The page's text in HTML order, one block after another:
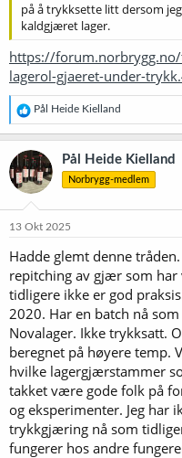
på å trykksette litt dersom
kaldgjæret lager.
https://
lagerol-gjaeret-under-
R
e
a
k
s
j
o
e
:
Pål Heide Kielland
Pål Heide Kielland
Norbrygg-medlem
13 Okt 2025
Hadde glemt denne
repitching av gjær som
tidligere ikke er god
2020. Har en batch nå
Novalager. Ikke trykksatt.
beregnet på høyere temp.
hvilke lagergjærstammer
takket være gode folk på
og eksperimenter. Jeg har
trykkgjæring nå som
fungerer hos andre